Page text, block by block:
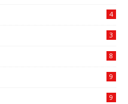
4
3
8
9
9